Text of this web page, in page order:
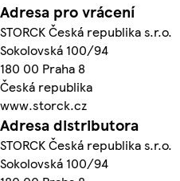
Adresa pro vrácení
STORCK Česká republika s.r.o.
Sokolovská 100/94
180 00 Praha 8
Česká republika
www.storck.cz
Adresa distributora
STORCK Česká republika s.r.o.
Sokolovská 100/94